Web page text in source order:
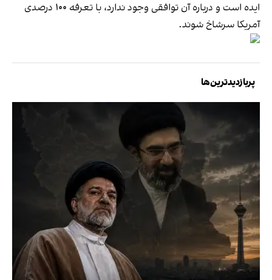
ایده‌ است و درباره آن توافقی وجود ندارد، با تعرفه ۱۰۰ درصدی
آمریکا سرشاخ شوند.
پربازدیدترین‌ها